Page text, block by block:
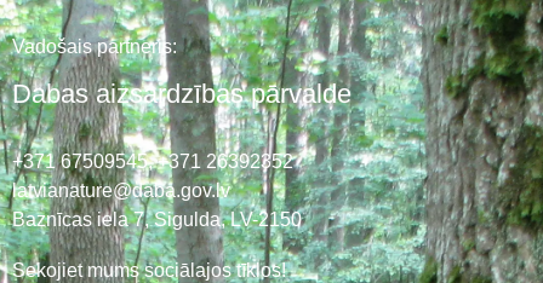
Vadošais partneris:
Dabas aizsardzības pārvalde
+371 67509545,+371 26392352
latvianature@daba.gov.lv
Baznīcas iela 7, Sigulda, LV-2150
Sekojiet mums sociālajos tīklos!